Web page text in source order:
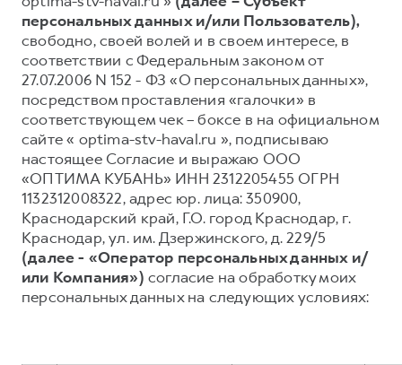
DARGO DARGO X
от 3 499 000 ₽
F7
от 2 899 000 ₽
F7X
от 3 599 000 ₽
Тест-драйв
Трейд-ин
КРЕДИТ И СТРАХОВАНИЕ
Кредитный калькулятор
Страхование
Кредит
КОРПОРАТИВНЫМ КЛИЕНТАМ
Для малого бизнеса
СЕРВИСНОЕ ОБСЛУЖИВАНИЕ
Нулевое ТО
Программа «Помощь на дороге»
Регламенты технического обслуживания
Электронный ПТС
ПОДДЕРЖКА
GWM Безопасность
Гарантия HAVAL
Мобильное приложение GWM
О дилере
Наша команда
Контакты
персональных данных и/или Пользователь),
свободно, своей волей и в своем интересе, в
соответствии с Федеральным законом от
27.07.2006 N 152 - ФЗ «О персональных данных»,
посредством проставления «галочки» в
соответствующем чек – боксе в на официальном
сайте « optima-stv-haval.ru », подписываю
настоящее Согласие и выражаю ООО
«ОПТИМА КУБАНЬ» ИНН 2312205455 ОГРН
1132312008322, адрес юр. лица: 350900,
Краснодарский край, Г.О. город Краснодар, г.
Краснодар, ул. им. Дзержинского, д. 229/5
(далее - «Оператор персональных данных и/
или Компания») согласие на обработку моих
персональных данных на следующих условиях: